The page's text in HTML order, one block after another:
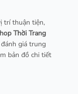
trí thuận tiện,
Thời Trang
giá trung
bản đồ chi tiết